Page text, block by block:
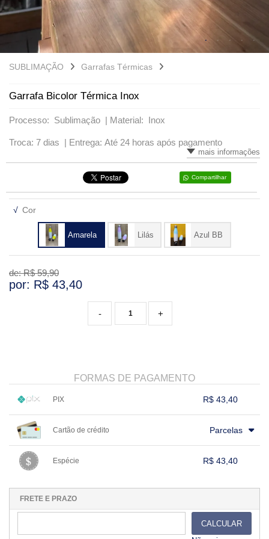
VARIADOS
SUBLIMAÇÃO Garrafas Térmicas
Garrafa Bicolor Térmica Inox
Processo: Sublimação | Material: Inox
Troca: 7 dias | Entrega: Até 24 horas após pagamento
mais informações
Compartilhar
√ Cor
Amarela Lilás Azul BB
de: R$59,90
por: R$ 43,40
+
-
FORMAS DE PAGAMENTO
PIX R$ 43,40
..
Cartão de crédito Parcelas
...
Espécie R$ 43,40
..
...
FRETE E PRAZO
CALCULAR